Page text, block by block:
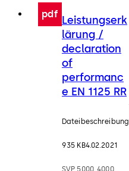
pdf Leistungserk
lärung /
declaration
of
performanc
e EN 1125 RR
Dateibeschreibung
935 KB4.02.2021
SVP 5000, 4000,